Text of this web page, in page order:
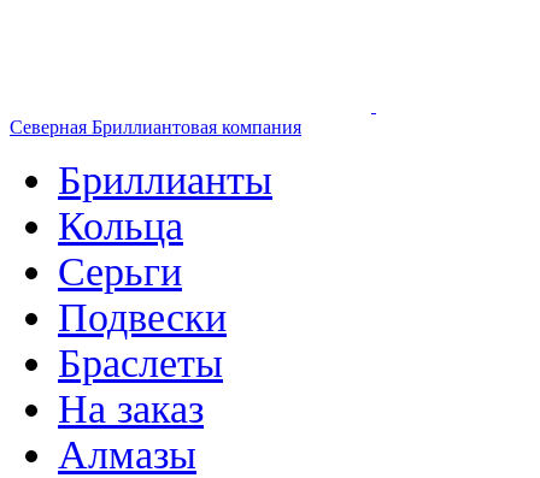
Северная Бриллиантовая компания
Бриллианты
Кольца
Серьги
Подвески
Браслеты
На заказ
Алмазы